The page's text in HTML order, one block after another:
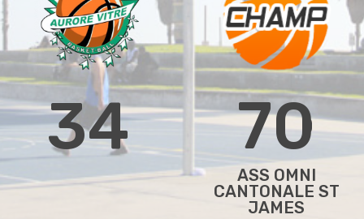
34 70
ASS OMNI
CANTONALE ST
JAMES